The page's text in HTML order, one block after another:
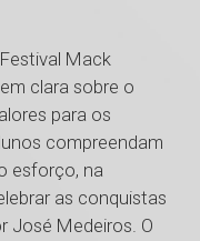
Mack
clara sobre o
para os
compreendam
esforço, na
as conquistas
José Medeiros. O